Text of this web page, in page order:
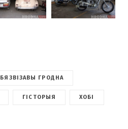
БЯЗВІЗАВЫ ГРОДНА
ГІСТОРЫЯ ХОБІ